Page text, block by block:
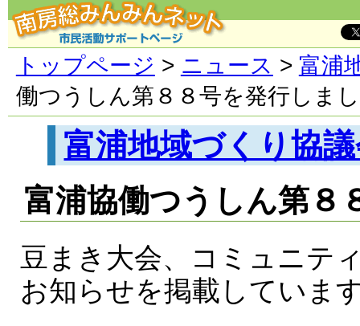
トップページ > ニュース > 富浦
働つうしん第８８号を発行しま
富浦地域づくり協
富浦協働つうしん第８
豆まき大会、コミュニテ
お知らせを掲載していま